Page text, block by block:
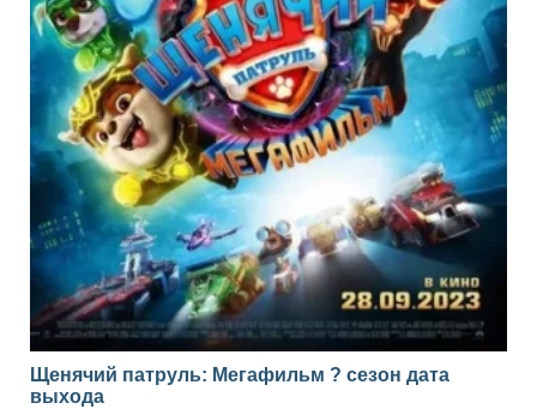
Щенячий патруль: Мегафильм ? сезон дата
выхода